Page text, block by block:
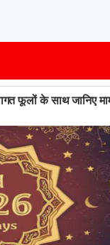
फूलों के साथ जानिए